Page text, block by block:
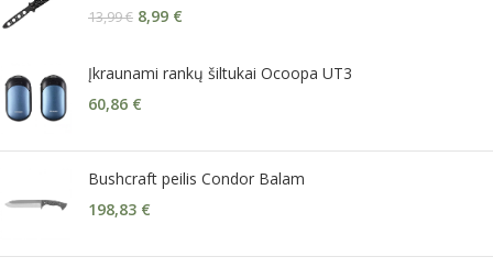
13,99€ 8,99 €
Įkraunami rankų šiltukai Ocoopa UT3
60,86 €
Bushcraft peilis Condor Balam
198,83 €